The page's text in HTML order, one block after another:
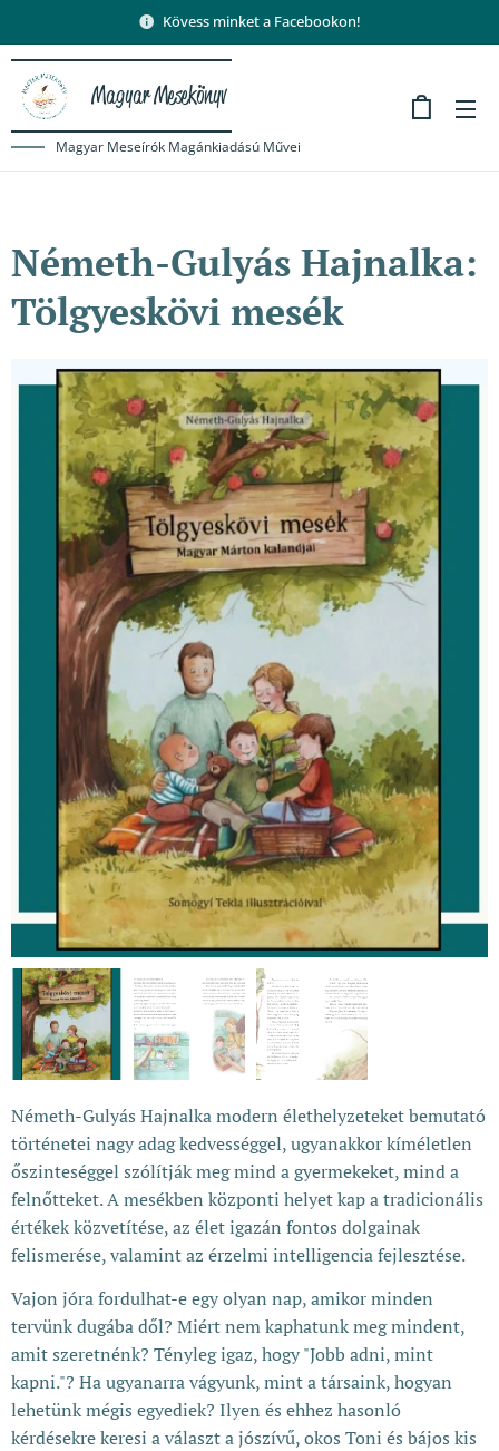
Kövess minket a Facebookon!
Magyar Mesekönyv
Magyar Meseírók Magánkiadású Művei
Németh-Gulyás Hajnalka:
Tölgyeskövi mesék
Németh-Gulyás Hajnalka modern élethelyzeteket bemutató
történetei nagy adag kedvességgel, ugyanakkor kíméletlen
őszinteséggel szólítják meg mind a gyermekeket, mind a
felnőtteket. A mesékben központi helyet kap a tradicionális
értékek közvetítése, az élet igazán fontos dolgainak
felismerése, valamint az érzelmi intelligencia fejlesztése.
Vajon jóra fordulhat-e egy olyan nap, amikor minden
tervünk dugába dől? Miért nem kaphatunk meg mindent,
amit szeretnénk? Tényleg igaz, hogy "Jobb adni, mint
kapni."? Ha ugyanarra vágyunk, mint a társaink, hogyan
lehetünk mégis egyediek? Ilyen és ehhez hasonló
kérdésekre keresi a választ a jószívű, okos Toni és bájos kis